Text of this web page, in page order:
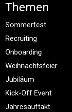
Themen
Sommerfest
Recruiting
Onboarding
Weihnachtsfeier
Jubiläum
Kick-Off Event
Jahresauftakt